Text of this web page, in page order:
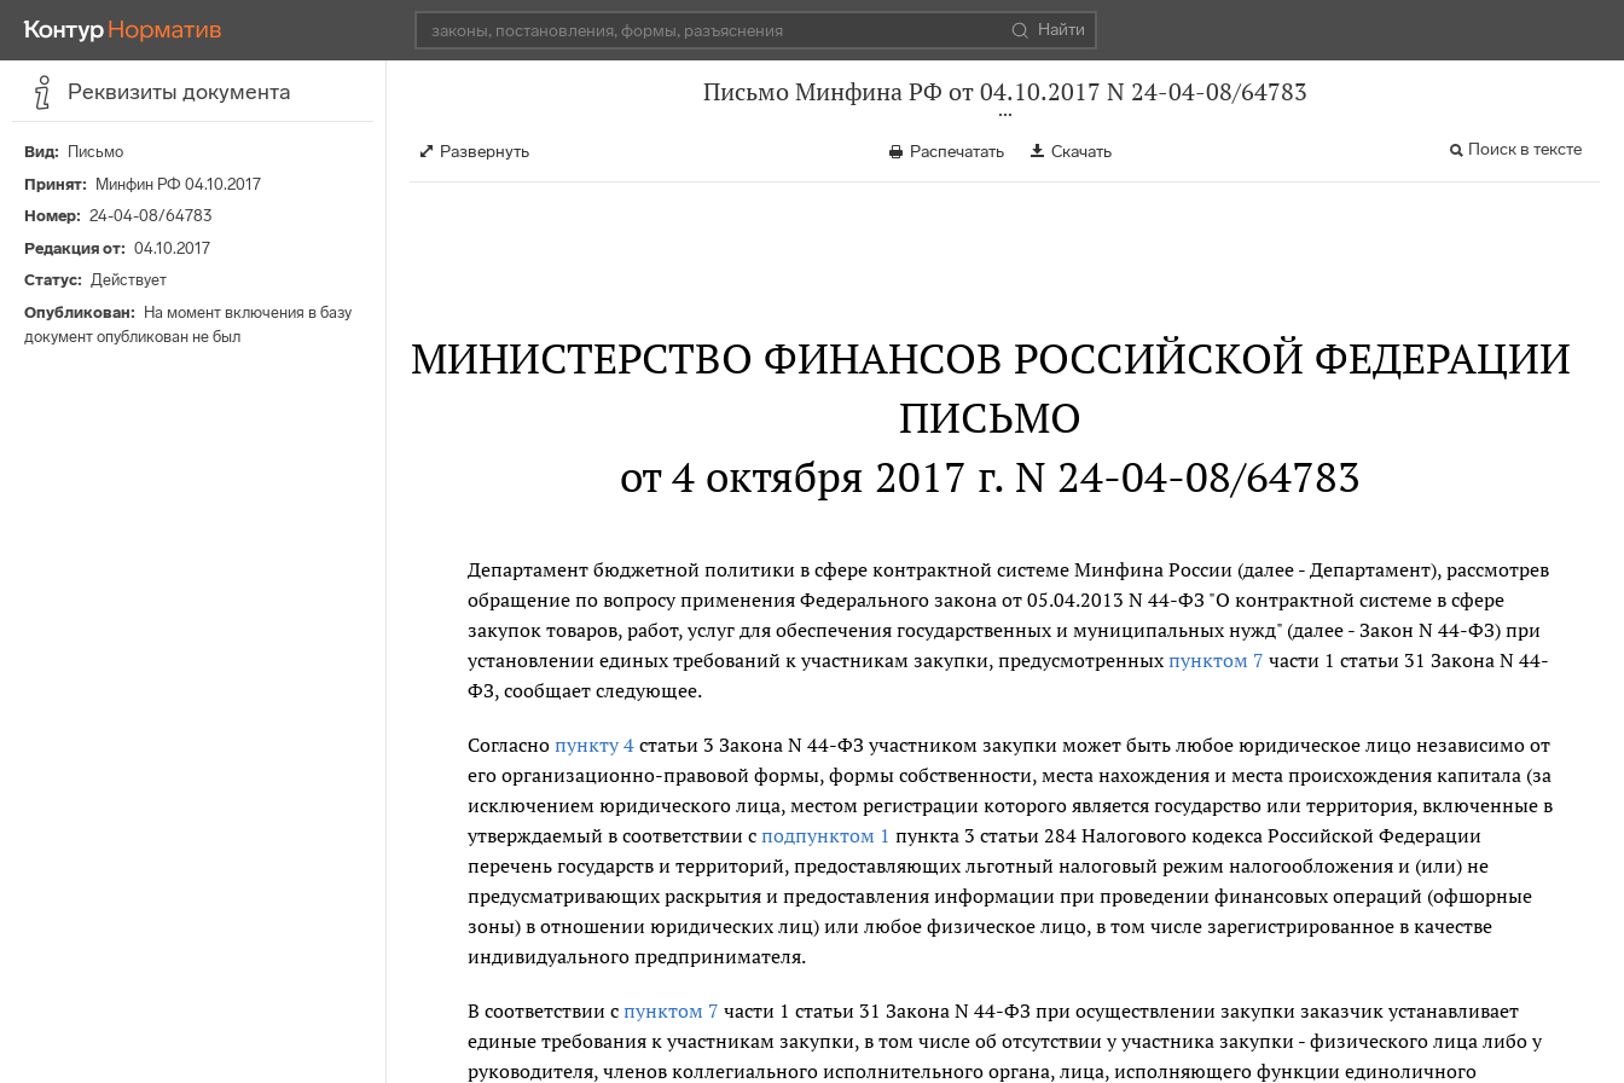
Найти
Реквизиты документа
Вид
Письмо
Принят
Минфин РФ 04.10.2017
Номер
24-04-08/64783
Редакция от
04.10.2017
Статус
Действует
Опубликован
На момент включения в базу
документ опубликован не был
Письмо Минфина РФ от 04.10.2017 N 24-04-08/64783
Развернуть Распечатать Скачать Поиск в тексте
МИНИСТЕРСТВО ФИНАНСОВ РОССИЙСКОЙ ФЕДЕРАЦИИ
ПИСЬМО
от 4 октября 2017 г. N 24-04-08/64783
Департамент бюджетной политики в сфере контрактной системе Минфина России (далее - Департамент), рассмотрев
обращение по вопросу применения Федерального закона от 05.04.2013 N 44-ФЗ "О контрактной системе в сфере
закупок товаров, работ, услуг для обеспечения государственных и муниципальных нужд" (далее - Закон N 44-ФЗ) при
установлении единых требований к участникам закупки, предусмотренныхпунктом 7 части 1 статьи 31 Закона N 44-
ФЗ, сообщает следующее.
Согласнопункту 4 статьи 3 Закона N 44-ФЗ участником закупки может быть любое юридическое лицо независимо от
его организационно-правовой формы, формы собственности, места нахождения и места происхождения капитала (за
исключением юридического лица, местом регистрации которого является государство или территория, включенные в
утверждаемый в соответствии сподпунктом 1 пункта 3 статьи 284 Налогового кодекса Российской Федерации
перечень государств и территорий, предоставляющих льготный налоговый режим налогообложения и (или) не
предусматривающих раскрытия и предоставления информации при проведении финансовых операций (офшорные
зоны) в отношении юридических лиц) или любое физическое лицо, в том числе зарегистрированное в качестве
индивидуального предпринимателя.
В соответствии спунктом 7 части 1 статьи 31 Закона N 44-ФЗ при осуществлении закупки заказчик устанавливает
единые требования к участникам закупки, в том числе об отсутствии у участника закупки - физического лица либо у
руководителя, членов коллегиального исполнительного органа, лица, исполняющего функции единоличного